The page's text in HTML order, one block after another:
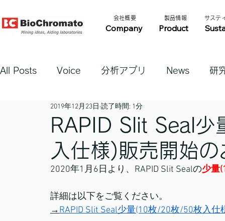
Company Product
​製品情報​​
​会社概要​​ サステ
All Posts Voice 分析アプリ News 研
RAPID Slit Seal
入仕様)販売開始
2019年12月23日 読了時間: 1分
2020年1月6日より、RAPID Slit Sealの少量
詳細は以下をご覧ください。
→RAPID Slit Seal少量(10枚/20枚/50枚入仕